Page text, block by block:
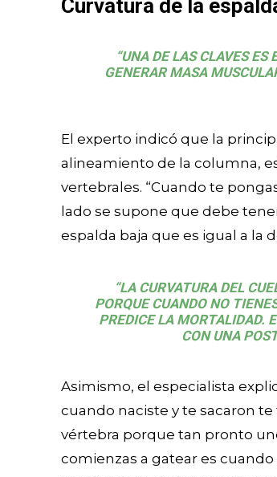
Curvatura de la
“UNA DE LAS CLAVES
GENERAR MASA
El experto indicó que la
alineamiento de la columna,
vertebrales. “Cuando te
lado se supone que debe
espalda baja que es igual a la
“LA CURVATURA DEL
PORQUE CUANDO NO
PREDICE LA MORTALIDAD.
CON UNA
Asimismo, el especialista
cuando naciste y te sacaron
vértebra porque tan pronto
comienzas a gatear es